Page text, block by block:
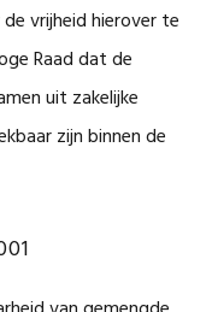
vrijheid hierover te
Raad dat de
uit zakelijke
zijn binnen de